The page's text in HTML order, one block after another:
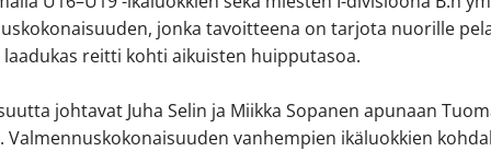
jonka tavoitteena on tarjota nuorille
laadukas reitti kohti aikuisten huipputasoa.
johtavat Juha Selin ja Miikka Sopanen apunaan
Valmennuskokonaisuuden vanhempien ikäluokkien